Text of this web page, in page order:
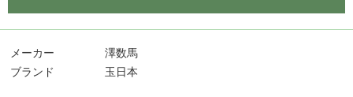
メーカー
澤数馬
ブランド
玉日本